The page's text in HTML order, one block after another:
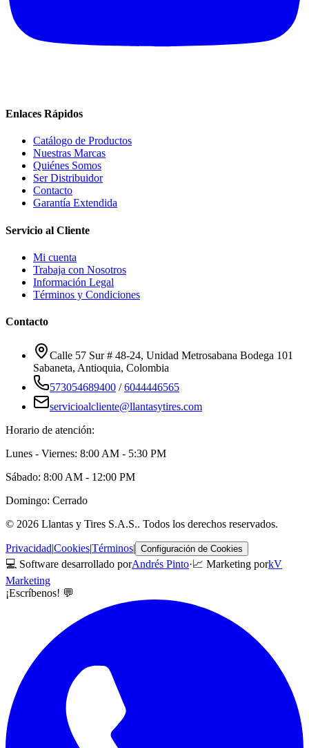
Enlaces Rápidos
Catálogo de Productos
Nuestras Marcas
Quiénes Somos
Ser Distribuidor
Contacto
Garantía Extendida
Servicio al Cliente
Mi cuenta
Trabaja con Nosotros
Información Legal
Términos y Condiciones
Contacto
Calle 57 Sur # 48-24, Unidad Metrosabana Bodega 101
Sabaneta, Antioquia, Colombia
573054689400 /6044446565
servicioalcliente@llantasytires.com
Horario de atención:
Lunes - Viernes: 8:00 AM - 5:30 PM
Sábado: 8:00 AM - 12:00 PM
Domingo: Cerrado
© 2026 Llantas y Tires S.A.S.. Todos los derechos reservados.
Privacidad|Cookies|Términos| Configuración de Cookies
💻 Software desarrollado porAndrés Pinto·📈 Marketing porkV
Marketing
¡Escríbenos! 💬